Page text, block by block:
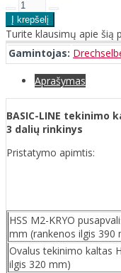
Turite klausimų apie šią
Gamintojas:
Aprašymas
BASIC-LINE tekinimo
3 dalių rinkinys
Pristatymo apimtis:
HSS M2-KRYO
mm (rankenos ilgis 390
Ovalus tekinimo kaltas
ilgis 320 mm)